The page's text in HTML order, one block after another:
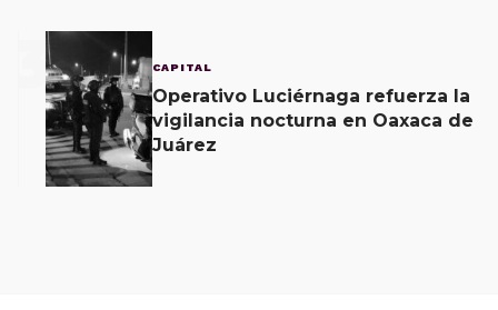
3 CAPITAL
Operativo Luciérnaga refuerza la
vigilancia nocturna en Oaxaca de
Juárez